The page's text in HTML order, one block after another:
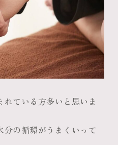
ている方多いと思いま
分の循環がうまくいって